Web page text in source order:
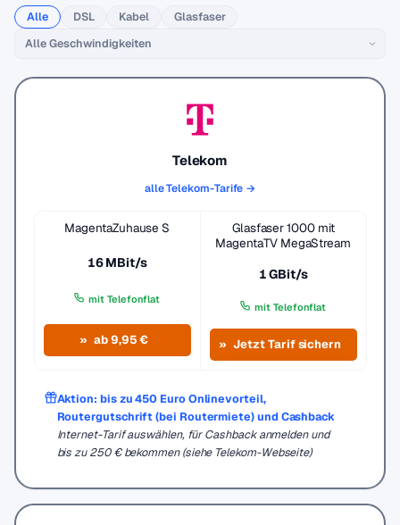
Alle DSL Kabel Glasfaser
Telekom
alle Telekom-Tarife →
MagentaZuhause S
16 MBit/s
mit Telefonflat
ab 9,95 €
Glasfaser 1000 mit
MagentaTV MegaStream
1 GBit/s
mit Telefonflat
Jetzt Tarif sichern
Aktion: bis zu 450 Euro Onlinevorteil,
Routergutschrift (bei Routermiete) und Cashback
Internet-Tarif auswählen, für Cashback anmelden und
bis zu 250 € bekommen (siehe Telekom-Webseite)